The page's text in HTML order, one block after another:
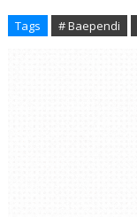
Tags # Baependi